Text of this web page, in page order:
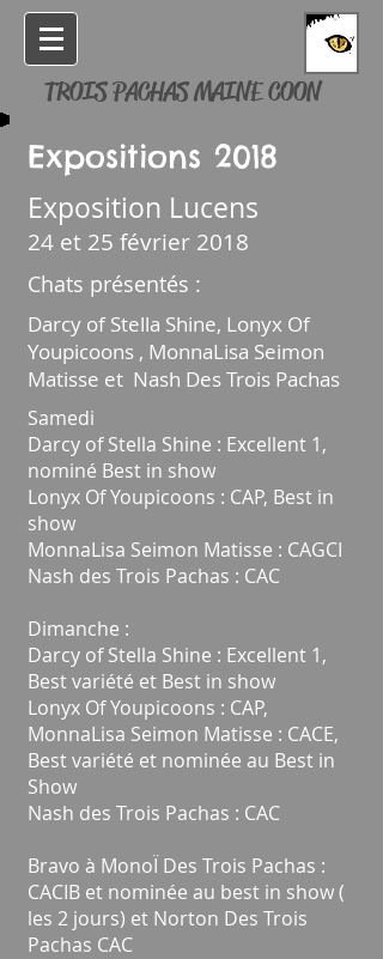
TROIS PACHAS MAINE COON
Expositions 2018
Exposition Lucens
24 et 25 février 2018
Chats présentés :
Darcy of Stella Shine, Lonyx Of
Youpicoons , MonnaLisa Seimon
Matisse et Nash Des Trois Pachas
Samedi
Darcy of Stella Shine : Excellent 1,
nominé Best in show
Lonyx Of Youpicoons : CAP, Best in
show
MonnaLisa Seimon Matisse : CAGCI
Nash des Trois Pachas : CAC
Dimanche :
Darcy of Stella Shine : Excellent 1,
Best variété et Best in show
Lonyx Of Youpicoons : CAP,
MonnaLisa Seimon Matisse : CACE,
Best variété et nominée au Best in
Show
Nash des Trois Pachas : CAC
Bravo à MonoÏ Des Trois Pachas :
CACIB et nominée au best in show (
les 2 jours) et Norton Des Trois
Pachas CAC